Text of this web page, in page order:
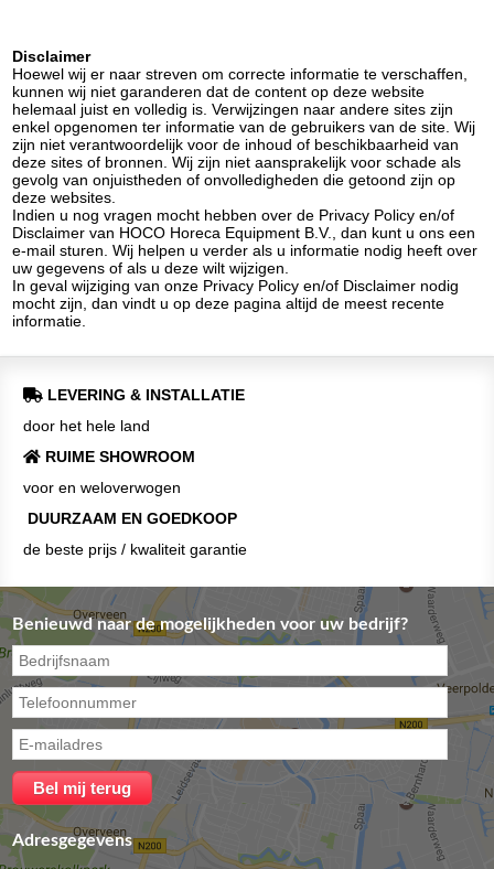
Disclaimer
Hoewel wij er naar streven om correcte informatie te verschaffen,
kunnen wij niet garanderen dat de content op deze website
helemaal juist en volledig is. Verwijzingen naar andere sites zijn
enkel opgenomen ter informatie van de gebruikers van de site. Wij
zijn niet verantwoordelijk voor de inhoud of beschikbaarheid van
deze sites of bronnen. Wij zijn niet aansprakelijk voor schade als
gevolg van onjuistheden of onvolledigheden die getoond zijn op
deze websites.
Indien u nog vragen mocht hebben over de Privacy Policy en/of
Disclaimer van HOCO Horeca Equipment B.V., dan kunt u ons een
e-mail sturen. Wij helpen u verder als u informatie nodig heeft over
uw gegevens of als u deze wilt wijzigen.
In geval wijziging van onze Privacy Policy en/of Disclaimer nodig
mocht zijn, dan vindt u op deze pagina altijd de meest recente
informatie.
LEVERING & INSTALLATIE
door het hele land
RUIME SHOWROOM
voor en weloverwogen
DUURZAAM EN GOEDKOOP
de beste prijs / kwaliteit garantie
Benieuwd naar de mogelijkheden voor uw bedrijf?
Adresgegevens